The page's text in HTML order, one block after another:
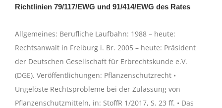
Richtlinien 79/117/EWG und 91/414/EWG des Rates
Allgemeines: Berufliche Laufbahn: 1988 – heute:
Rechtsanwalt in Freiburg i. Br. 2005 – heute: Präsident
der Deutschen Gesellschaft für Erbrechtskunde e.V.
(DGE). Veröffentlichungen: Pflanzenschutzrecht •
Ungelöste Rechtsprobleme bei der Zulassung von
Pflanzenschutzmitteln, in: StoffR 1/2017, S. 23 ff. • Das